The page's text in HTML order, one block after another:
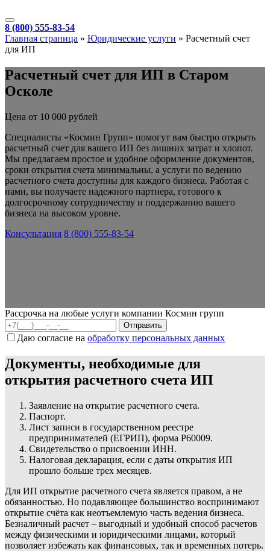
8 (800) 555-83-54
Главная страница » Юридические услуги » Расчетный счет
для ИП
Расчетный счет для ИП в Старом
Осколе
Цена от 10 000 рублей
Специалисты «Космин Групп» помогут вам быстро открыть
расчетный счет для вашего ИП без лишних затрат и хлопот.
Мы предлагаем простое и удобное оформление документов,
сроки открытия счета минимальны, а услуги по ведению
расчетного счета доступны для каждого бизнеса. Работая с
нами, вы получаете надежного партнера, готового к
долгосрочному сотрудничеству и поддержанию вашего
бизнеса на высоком уровне.
Консультация 8 (800) 555-83-54
Рассрочка на любые услуги компании Космин групп
Даю согласие на обработку персональных данных
Документы, необходимые для
открытия расчетного счета ИП
Заявление на открытие расчетного счета.
Паспорт.
Лист записи в государственном реестре
предпринимателей (ЕГРИП), форма Р60009.
Свидетельство о присвоении ИНН.
Налоговая декларация, если с даты открытия ИП
прошло больше трех месяцев.
Для ИП открытие расчетного счета является правом, а не
обязанностью. Но подавляющее большинство воспринимают
открытие счёта как неотъемлемую часть ведения бизнеса.
Безналичный расчет – выгодный и удобный способ расчетов
между физическими и юридическими лицами, который
позволяет избежать как финансовых, так и временных потерь.